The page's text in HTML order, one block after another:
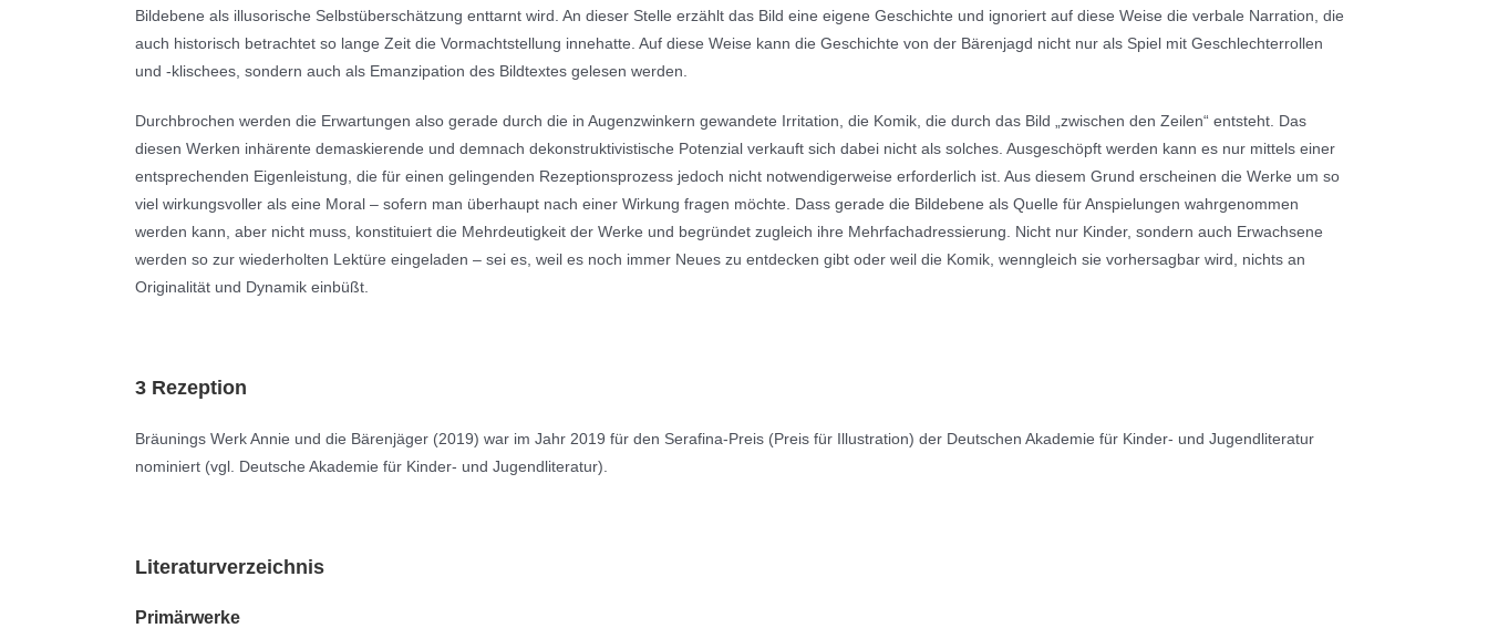
Bildebene als illusorische Selbstüberschätzung enttarnt wird. An dieser Stelle erzählt das Bild eine eigene Geschichte und ignoriert auf diese Weise die verbale Narration, die
auch historisch betrachtet so lange Zeit die Vormachtstellung innehatte. Auf diese Weise kann die Geschichte von der Bärenjagd nicht nur als Spiel mit Geschlechterrollen
und -klischees, sondern auch als Emanzipation des Bildtextes gelesen werden.
Durchbrochen werden die Erwartungen also gerade durch die in Augenzwinkern gewandete Irritation, die Komik, die durch das Bild „zwischen den Zeilen“ entsteht. Das
diesen Werken inhärente demaskierende und demnach dekonstruktivistische Potenzial verkauft sich dabei nicht als solches. Ausgeschöpft werden kann es nur mittels einer
entsprechenden Eigenleistung, die für einen gelingenden Rezeptionsprozess jedoch nicht notwendigerweise erforderlich ist. Aus diesem Grund erscheinen die Werke um so
viel wirkungsvoller als eine Moral – sofern man überhaupt nach einer Wirkung fragen möchte. Dass gerade die Bildebene als Quelle für Anspielungen wahrgenommen
werden kann, aber nicht muss, konstituiert die Mehrdeutigkeit der Werke und begründet zugleich ihre Mehrfachadressierung. Nicht nur Kinder, sondern auch Erwachsene
werden so zur wiederholten Lektüre eingeladen – sei es, weil es noch immer Neues zu entdecken gibt oder weil die Komik, wenngleich sie vorhersagbar wird, nichts an
Originalität und Dynamik einbüßt.
3 Rezeption
Bräunings Werk Annie und die Bärenjäger (2019) war im Jahr 2019 für den Serafina-Preis (Preis für Illustration) der Deutschen Akademie für Kinder- und Jugendliteratur
nominiert (vgl. Deutsche Akademie für Kinder- und Jugendliteratur).
Literaturverzeichnis
Primärwerke